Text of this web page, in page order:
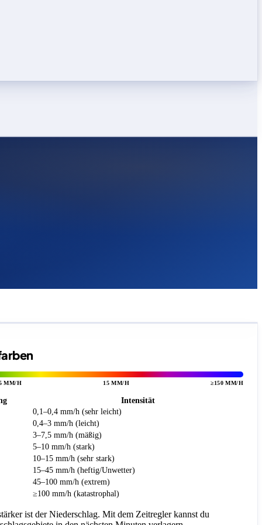
MM/H 15 MM/H ≥150 MM/H
Intensität
0,1–0,4 mm/h (sehr leicht)
0,4–3 mm/h (leicht)
3–7,5 mm/h (mäßig)
5–10 mm/h (stark)
10–15 mm/h (sehr stark)
15–45 mm/h (heftig/Unwetter)
45–100 mm/h (extrem)
≥100 mm/h (katastrophal)
ist der Niederschlag. Mit dem Zeitregler kannst du